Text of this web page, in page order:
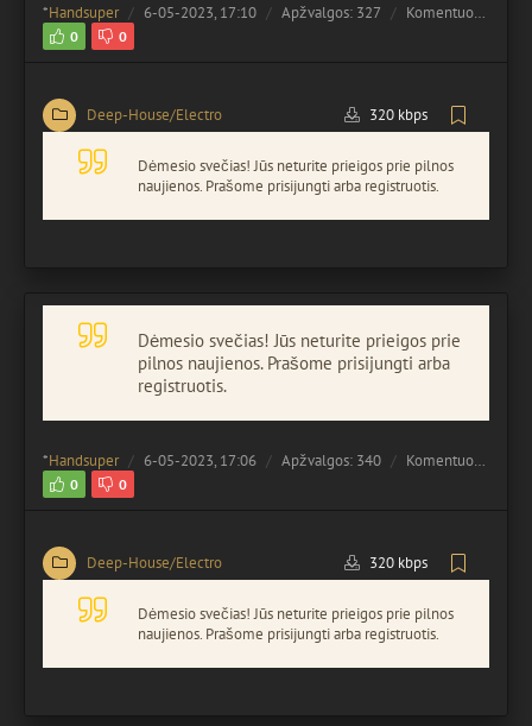
*Handsuper 6-05-2023, 17:10 Apžvalgos: 327 Komentuota:
0 0
Deep-House/Electro 320 kbps
Dėmesio svečias! Jūs neturite prieigos prie pilnos
naujienos. Prašome prisijungti arba registruotis.
Dėmesio svečias! Jūs neturite prieigos prie
pilnos naujienos. Prašome prisijungti arba
registruotis.
*Handsuper 6-05-2023, 17:06 Apžvalgos: 340 Komentuota:
0 0
Deep-House/Electro 320 kbps
Dėmesio svečias! Jūs neturite prieigos prie pilnos
naujienos. Prašome prisijungti arba registruotis.